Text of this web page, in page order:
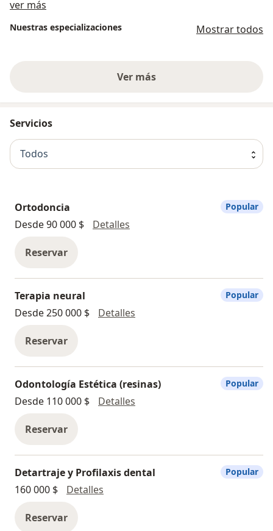
ver más
Nuestras especializaciones Mostrar todos
Ver más
Servicios
Todos
Ortodoncia
Desde 90 000 $
Detalles
Reservar
Popular
Terapia neural
Desde 250 000 $
Detalles
Reservar
Popular
Odontología Estética (resinas)
Desde 110 000 $
Detalles
Reservar
Popular
Detartraje y Profilaxis dental
160 000 $
Detalles
Reservar
Popular